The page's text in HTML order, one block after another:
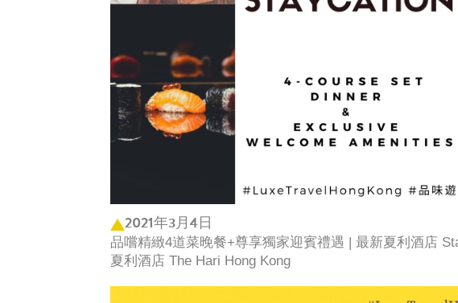
2021年3月4日
品嚐精緻4道菜晚餐+尊享獨家迎賓禮遇 | 最新夏利酒店
夏利酒店 The Hari Hong Kong